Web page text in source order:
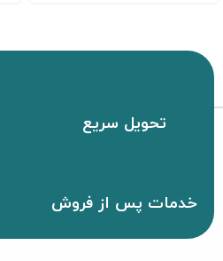
تحویل سریع
خدمات پس از فروش